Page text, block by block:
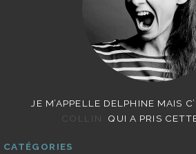
JE M’APPELLE DELPHINE MAIS
COLLIN
QUI A PRIS
CATÉGORIES